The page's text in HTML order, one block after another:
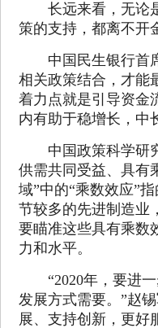
长远来看，无论是
策的支持，都离不开
中国民生银行首席
相关政策结合，才能
着力点就是引导资金
内有助于稳增长，中
中国政策科学研究
供需共同受益、具有
域”中的“乘数效应”
节较多的先进制造业
要瞄准这些具有乘数
力和水平。
“2020年，要进一
发展方式需要。”赵
展、支持创新，更好